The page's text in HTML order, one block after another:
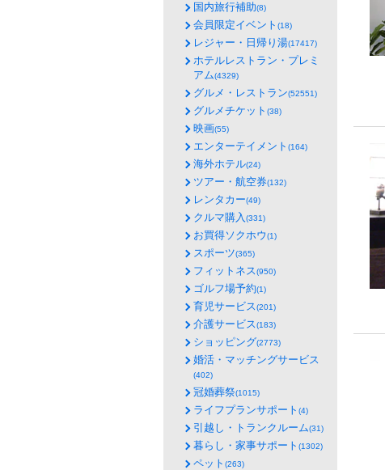
国内旅行補助(8)
会員限定イベント (18)
レジャー・日帰り湯(17417)
ホテルレストラン・プレミ
アム(4329)
グルメ・レストラン(52551)
グルメチケット (38)
映画(55)
エンターテイメント (164)
海外ホテル(24)
ツアー・航空券(132)
レンタカー(49)
クルマ購入(331)
お買得ソクホウ(1)
スポーツ(365)
フィットネス(950)
ゴルフ場予約(1)
育児サービス(201)
介護サービス(183)
ショッピング(2773)
婚活・マッチングサービス
(402)
冠婚葬祭(1015)
ライフプランサポート (4)
引越し・トランクルーム(31)
暮らし・家事サポート (1302)
ペット (263)